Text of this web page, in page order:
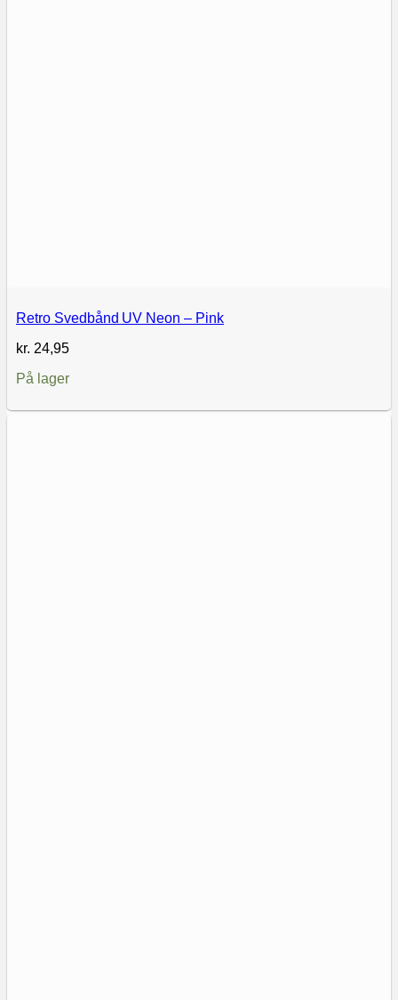
Retro Svedbånd UV Neon – Pink
kr. 24,95
På lager